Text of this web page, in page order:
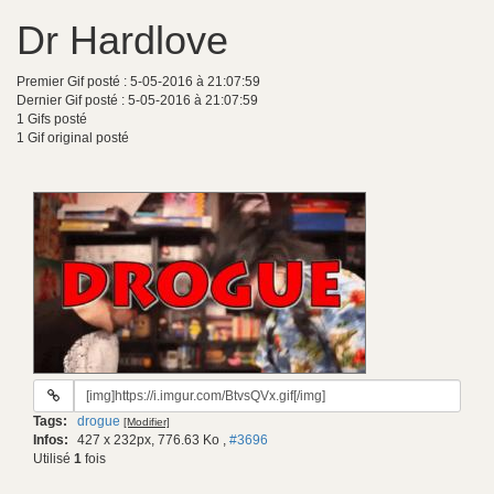
Dr Hardlove
Premier Gif posté : 5-05-2016 à 21:07:59
Dernier Gif posté : 5-05-2016 à 21:07:59
1 Gifs posté
1 Gif original posté
URL
gif:
Tags: drogue [Modifier]
Infos: 427 x 232px, 776.63 Ko , #3696
Utilisé 1 fois